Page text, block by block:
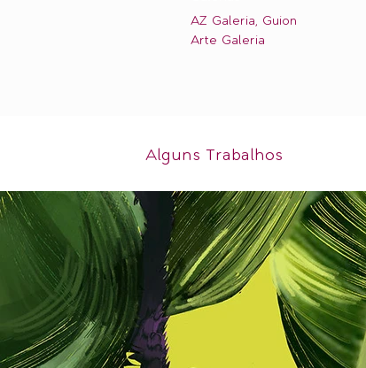
AZ Galeria, Guion
Arte Galeria
Alguns Trabalhos